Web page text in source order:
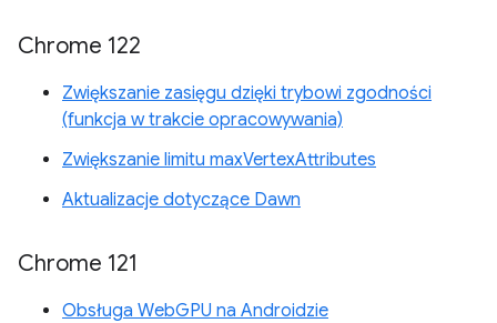
Chrome 122
Zwiększanie zasięgu dzięki trybowi zgodności
(funkcja w trakcie opracowywania)
Zwiększanie limitu maxVertexAttributes
Aktualizacje dotyczące Dawn
Chrome 121
Obsługa WebGPU na Androidzie